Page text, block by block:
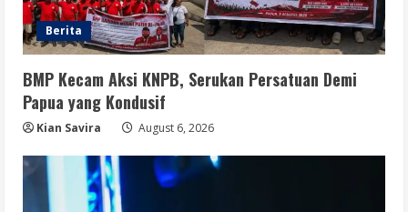
Berita
BMP Kecam Aksi KNPB, Serukan Persatuan Demi
Papua yang Kondusif
Kian Savira August 6, 2026